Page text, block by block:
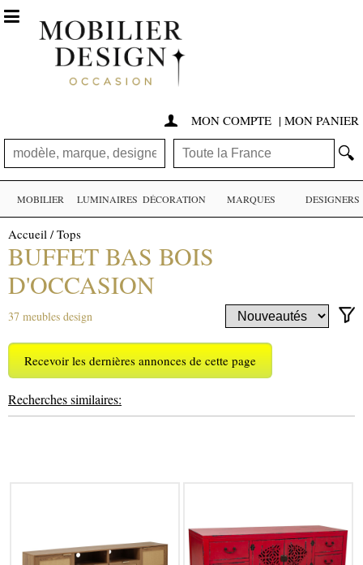
 MON COMPTE | MON PANIER
🔍

MOBILIER LUMINAIRES DÉCORATION MARQUES DESIGNERS
Accueil /Tops
BUFFET BAS BOIS
D'OCCASION
37 meubles design
Recevoir les dernières annonces de cette page
Recherches similaires: